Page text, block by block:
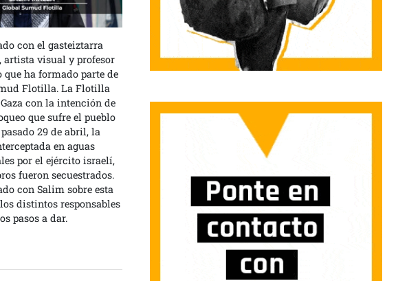
ETXEBIZITZA SINDIKATU SOZIALISTAK SARRERAN
con el gasteiztarra
artista visual y profesor
ha formado parte de
Flotilla. La Flotilla
con la intención de
que sufre el pueblo
29 de abril, la
en aguas
por el ejército israelí,
fueron secuestrados.
con Salim sobre esta
distintos responsables
pasos a dar.